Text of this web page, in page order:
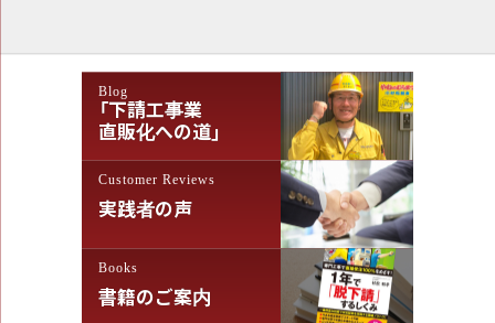
ゲ
Blog
「下請工事業
直販化への道」
Customer Reviews
実践者の声
Books
書籍のご案内